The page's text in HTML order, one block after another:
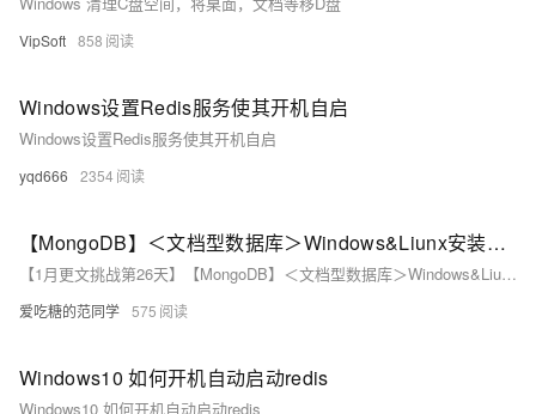
VipSoft 858
Windows设置Redis服务使其开机自启
Windows设置Redis服务使其开机自启
yqd666 2354
【MongoDB】＜文档型数据库＞Windows&Liunx安装MongoDB（无错完整）
【1月更文挑战第26天】【MongoDB】＜文档型数据库＞Windows&Liunx安装MongoDB（无错完整）
爱吃糖的范同学 575
Windows10 如何开机自动启动redis
Windows10 如何开机自动启动redis